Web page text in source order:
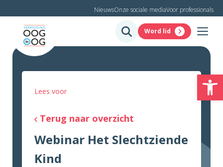
NieuwsOnze sociale mediaVoor professionals
Word lid
Lees voor
Terug naar overzicht
Webinar Het Slechtziende
Kind